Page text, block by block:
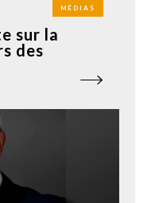
MÉDIAS
sur la
des